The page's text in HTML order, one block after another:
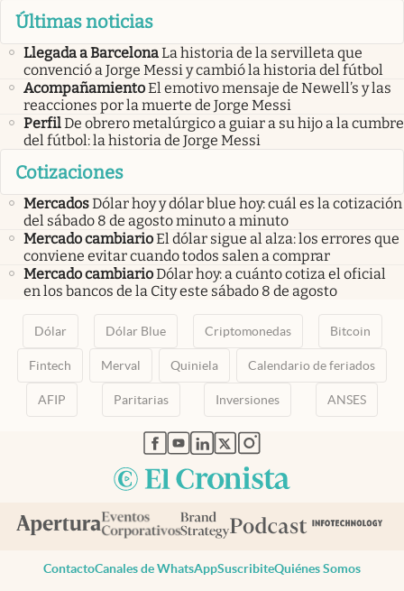
Últimas noticias
Llegada a BarcelonaLa historia de la servilleta que
convenció a Jorge Messi y cambió la historia del fútbol
AcompañamientoEl emotivo mensaje de Newell’s y las
reacciones por la muerte de Jorge Messi
PerfilDe obrero metalúrgico a guiar a su hijo a la cumbre
del fútbol: la historia de Jorge Messi
Cotizaciones
MercadosDólar hoy y dólar blue hoy: cuál es la cotización
del sábado 8 de agosto minuto a minuto
Mercado cambiarioEl dólar sigue al alza: los errores que
conviene evitar cuando todos salen a comprar
Mercado cambiarioDólar hoy: a cuánto cotiza el oficial
en los bancos de la City este sábado 8 de agosto
Dólar Dólar Blue Criptomonedas Bitcoin
Fintech Merval Quiniela Calendario de feriados
AFIP Paritarias Inversiones ANSES
abre en nueva pestaña
abre en nueva pestaña
abre en nueva pestaña
abre en nueva pestaña
abre en nueva pestaña
ContactoCanales de WhatsAppSuscribiteQuiénes Somos